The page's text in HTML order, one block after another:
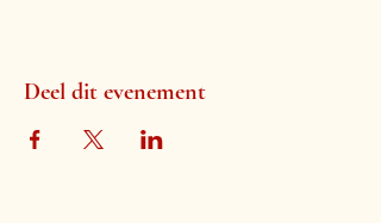
Deel dit evenement